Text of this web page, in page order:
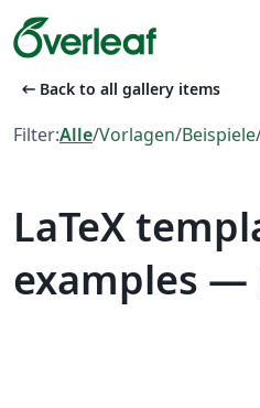
arrow_left_alt Back to all gallery items
Filter:Alle/Vorlagen/Beispiele
LaTeX
examples —